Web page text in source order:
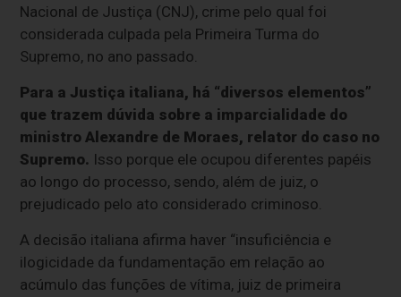
Nacional de Justiça (CNJ), crime pelo qual foi
considerada culpada pela Primeira Turma do
Supremo, no ano passado.
Para a Justiça italiana, há “diversos elementos”
que trazem dúvida sobre a imparcialidade do
ministro Alexandre de Moraes, relator do caso no
Supremo. Isso porque ele ocupou diferentes papéis
ao longo do processo, sendo, além de juiz, o
prejudicado pelo ato considerado criminoso.
A decisão italiana afirma haver “insuficiência e
ilogicidade da fundamentação em relação ao
acúmulo das funções de vítima, juiz de primeira